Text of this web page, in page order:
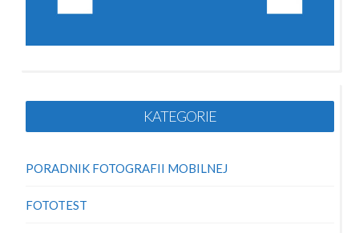
KATEGORIE
PORADNIK FOTOGRAFII MOBILNEJ
FOTOTEST